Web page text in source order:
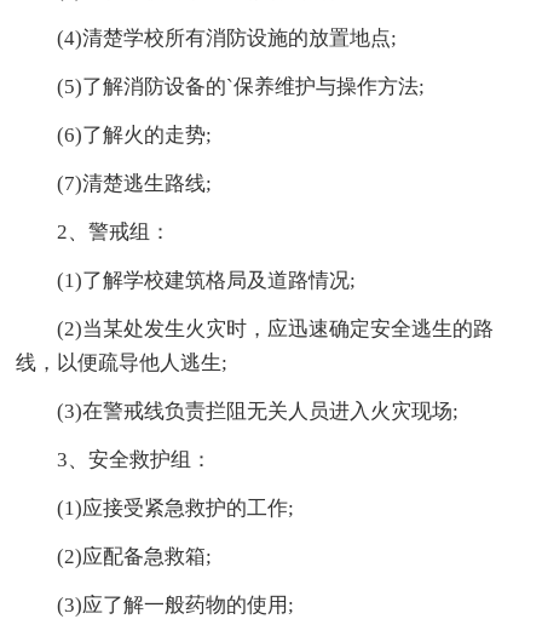
(4)清楚学校所有消防设施的放置地点;
(5)了解消防设备的`保养维护与操作方法;
(6)了解火的走势;
(7)清楚逃生路线;
2、警戒组：
(1)了解学校建筑格局及道路情况;
(2)当某处发生火灾时，应迅速确定安全逃生的路
线，以便疏导他人逃生;
(3)在警戒线负责拦阻无关人员进入火灾现场;
3、安全救护组：
(1)应接受紧急救护的工作;
(2)应配备急救箱;
(3)应了解一般药物的使用;